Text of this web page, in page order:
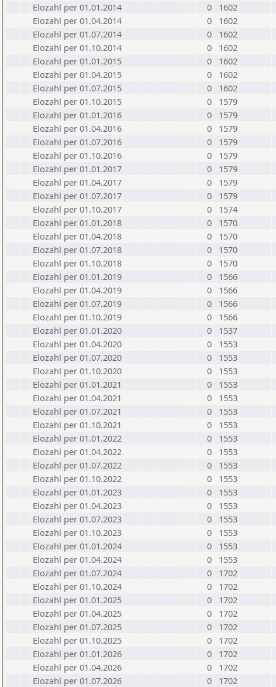
Elozahl per 01.01.2014
0
1602
Elozahl per 01.04.2014
0
1602
Elozahl per 01.07.2014
0
1602
Elozahl per 01.10.2014
0
1602
Elozahl per 01.01.2015
0
1602
Elozahl per 01.04.2015
0
1602
Elozahl per 01.07.2015
0
1602
Elozahl per 01.10.2015
0
1579
Elozahl per 01.01.2016
0
1579
Elozahl per 01.04.2016
0
1579
Elozahl per 01.07.2016
0
1579
Elozahl per 01.10.2016
0
1579
Elozahl per 01.01.2017
0
1579
Elozahl per 01.04.2017
0
1579
Elozahl per 01.07.2017
0
1579
Elozahl per 01.10.2017
0
1574
Elozahl per 01.01.2018
0
1570
Elozahl per 01.04.2018
0
1570
Elozahl per 01.07.2018
0
1570
Elozahl per 01.10.2018
0
1570
Elozahl per 01.01.2019
0
1566
Elozahl per 01.04.2019
0
1566
Elozahl per 01.07.2019
0
1566
Elozahl per 01.10.2019
0
1566
Elozahl per 01.01.2020
0
1537
Elozahl per 01.04.2020
0
1553
Elozahl per 01.07.2020
0
1553
Elozahl per 01.10.2020
0
1553
Elozahl per 01.01.2021
0
1553
Elozahl per 01.04.2021
0
1553
Elozahl per 01.07.2021
0
1553
Elozahl per 01.10.2021
0
1553
Elozahl per 01.01.2022
0
1553
Elozahl per 01.04.2022
0
1553
Elozahl per 01.07.2022
0
1553
Elozahl per 01.10.2022
0
1553
Elozahl per 01.01.2023
0
1553
Elozahl per 01.04.2023
0
1553
Elozahl per 01.07.2023
0
1553
Elozahl per 01.10.2023
0
1553
Elozahl per 01.01.2024
0
1553
Elozahl per 01.04.2024
0
1553
Elozahl per 01.07.2024
0
1702
Elozahl per 01.10.2024
0
1702
Elozahl per 01.01.2025
0
1702
Elozahl per 01.04.2025
0
1702
Elozahl per 01.07.2025
0
1702
Elozahl per 01.10.2025
0
1702
Elozahl per 01.01.2026
0
1702
Elozahl per 01.04.2026
0
1702
Elozahl per 01.07.2026
0 1702